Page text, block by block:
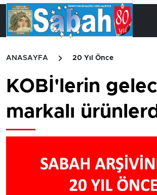
ANASAYFA 20 Yıl Önce
KOBİ'lerin
markalı